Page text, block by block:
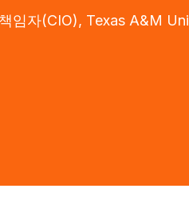
임자(CIO), Texas A&M